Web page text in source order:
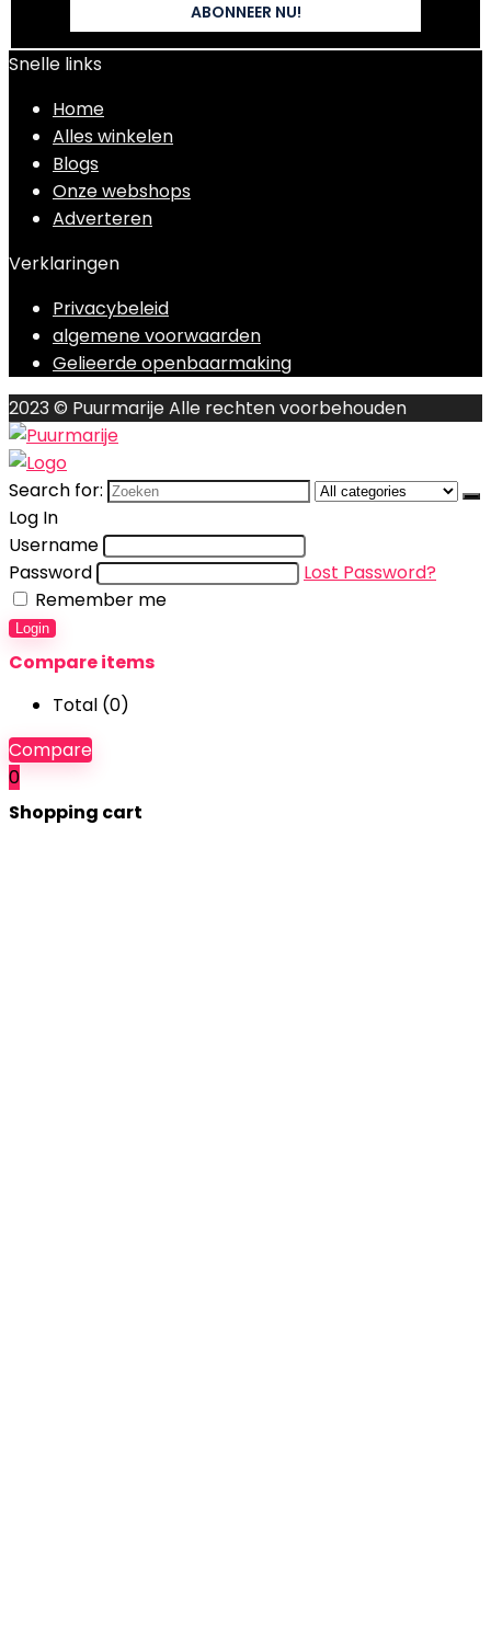
Snelle links
Home
Alles winkelen
Blogs
Onze webshops
Adverteren
Verklaringen
Privacybeleid
algemene voorwaarden
Gelieerde openbaarmaking
2023 © Puurmarije Alle rechten voorbehouden
Search for:
Log In
Username
Password
Lost Password?
Remember me
Login
Compare items
Total (0)
Compare
0
Shopping cart